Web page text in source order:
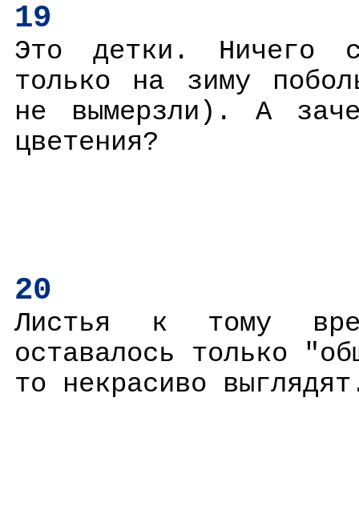
19
Это детки. Ничего
только на зиму
не вымерзли). А
цветения?
20
Листья к тому
оставалось только
то некрасиво